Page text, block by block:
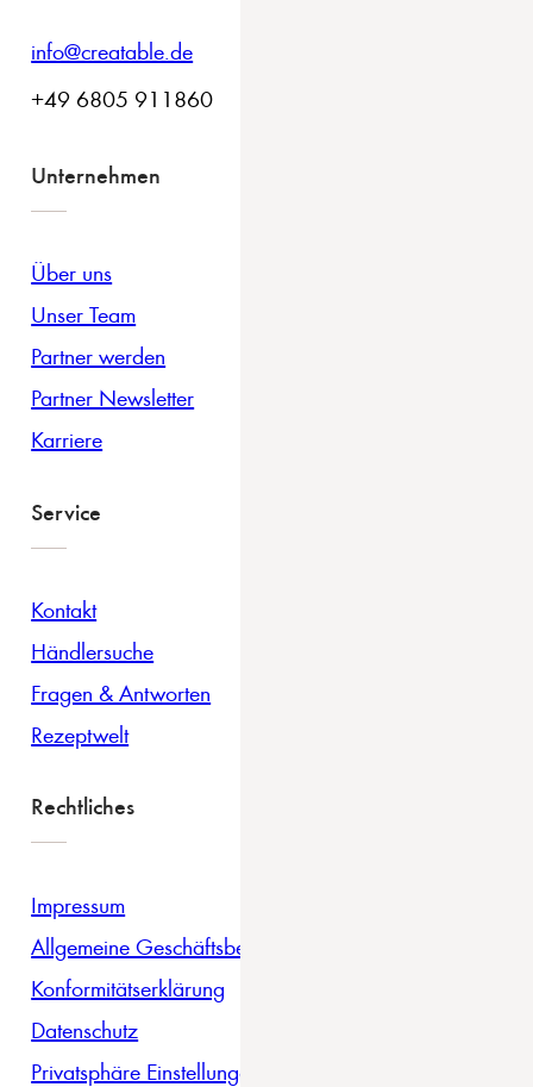
info@creatable.de
+49 6805 911860
Unternehmen
Über uns
Unser Team
Partner werden
Partner Newsletter
Karriere
Service
Kontakt
Händlersuche
Fragen & Antworten
Rezeptwelt
Rechtliches
Impressum
Allgemeine Geschäftsbedingungen
Konformitätserklärung
Datenschutz
Privatsphäre Einstellungen